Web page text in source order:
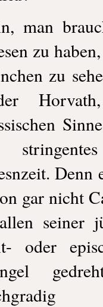
man
zu
zu
Denn
gar nicht
seiner
oder